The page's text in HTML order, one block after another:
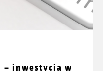
– inwestycja w